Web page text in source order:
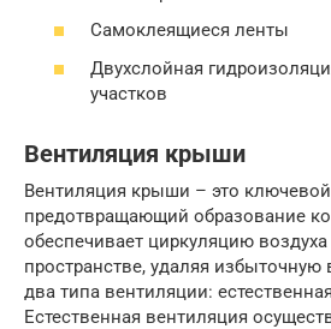
Самоклеящиеся ленты
Двухслойная
участков
Вентиляция крыши
Вентиляция крыши – это
предотвращающий образование
обеспечивает циркуляцию
пространстве, удаляя избыточную
два типа вентиляции:
Естественная вентиляция